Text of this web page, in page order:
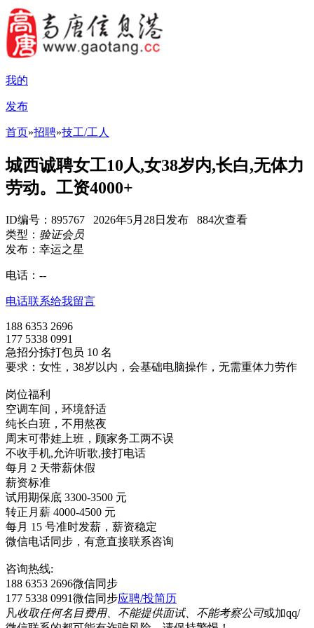
我的
发布
首页»招聘»技工/工人
城西诚聘女工10人,女38岁内,长白,无体力
劳动。工资4000+
ID编号：895767 2026年5月28日发布 884次查看
类型： 验证会员
发布：幸运之星
电话： --
电话联系给我留言
188 6353 2696
177 5338 0991
急招分拣打包员 10 名
要求：女性，38岁以内，会基础电脑操作，无需重体力劳作
岗位福利
空调车间，环境舒适
纯长白班，不用熬夜
周末可带娃上班，顾家务工两不误
不收手机,允许听歌,接打电话
每月 2 天带薪休假
薪资标准
试用期保底 3300-3500 元
转正月薪 4000-4500 元
每月 15 号准时发薪，薪资稳定
微信电话同步，有意直接联系咨询
咨询热线:
188 6353 2696微信同步
177 5338 0991微信同步应聘/投简历
凡收取任何名目费用、不能提供面试、不能考察公司或加qq/